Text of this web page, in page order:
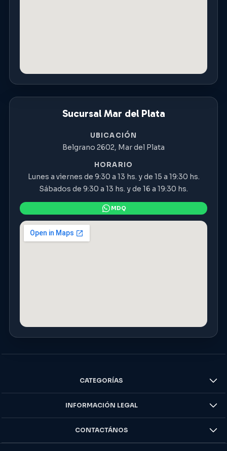
Sucursal Mar del Plata
UBICACIÓN
Belgrano 2602, Mar del Plata
HORARIO
Lunes a viernes de 9:30 a 13 hs. y de 15 a 19:30 hs.
Sábados de 9:30 a 13 hs. y de 16 a 19:30 hs.
CATEGORÍAS
INFORMACIÓN LEGAL
CONTACTÁNOS